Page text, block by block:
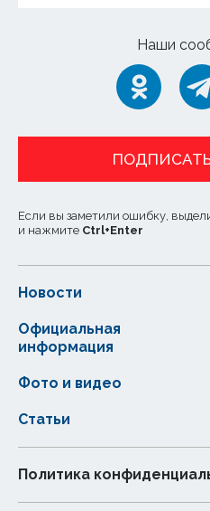
Наши
Если вы заметили ошибку,
и нажмите Ctrl+Enter
Новости
Статьи
Официальная
информация
Фото и видео
Политика